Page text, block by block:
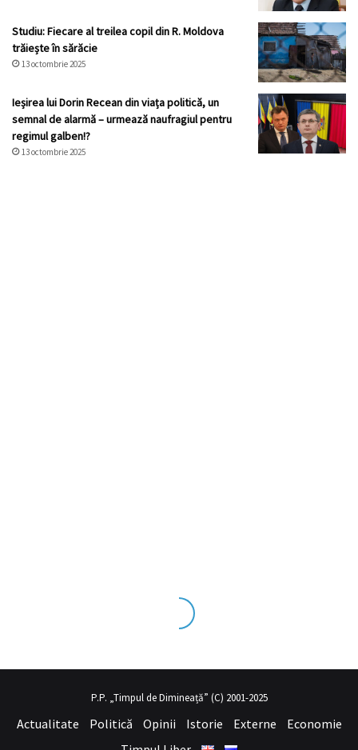
Studiu: Fiecare al treilea copil din R. Moldova
trăiește în sărăcie
13 octombrie 2025
Ieșirea lui Dorin Recean din viața politică, un
semnal de alarmă – urmează naufragiul pentru
regimul galben!?
13 octombrie 2025
tecrübesinin ve üstsex izleseviye olduğu dışarıdan
P.P. „Timpul de Dimineață” (C) 2001-2025
Actualitate Politică Opinii Istorie Externe
Economie